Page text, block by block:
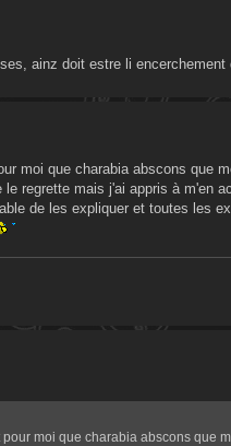
ainz doit estre li
moi que charabia abscons que
regrette mais j'ai appris à m'en
de les expliquer et toutes les
moi que charabia abscons que